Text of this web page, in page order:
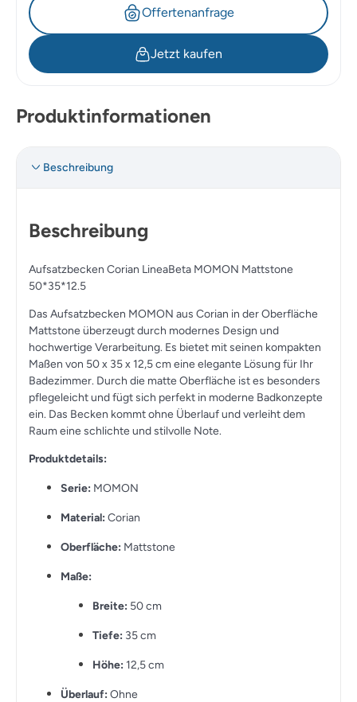
Offertenanfrage
Jetzt kaufen
Produktinformationen
Beschreibung
Beschreibung
Aufsatzbecken Corian LineaBeta MOMON Mattstone
50*35*12.5
Das Aufsatzbecken MOMON aus Corian in der Oberfläche
Mattstone überzeugt durch modernes Design und
hochwertige Verarbeitung. Es bietet mit seinen kompakten
Maßen von 50 x 35 x 12,5 cm eine elegante Lösung für Ihr
Badezimmer. Durch die matte Oberfläche ist es besonders
pflegeleicht und fügt sich perfekt in moderne Badkonzepte
ein. Das Becken kommt ohne Überlauf und verleiht dem
Raum eine schlichte und stilvolle Note.
Produktdetails:
Serie: MOMON
Material: Corian
Oberfläche: Mattstone
Maße:
Breite: 50 cm
Tiefe: 35 cm
Höhe: 12,5 cm
Überlauf: Ohne